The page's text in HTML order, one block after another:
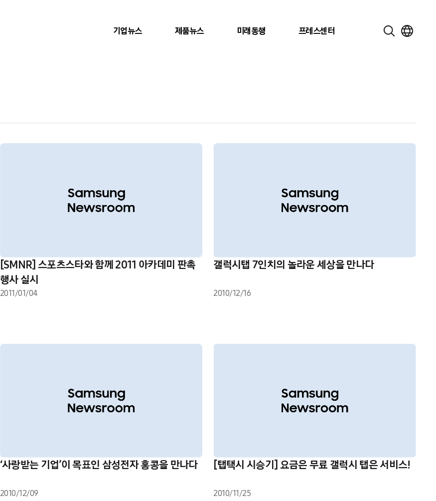
기업뉴스 제품뉴스 미래동행 프레스센터
[SMNR] 스포츠스타와 함께 2011 아카데미 판촉
행사 실시
2011/01/04
갤럭시탭 7인치의 놀라운 세상을 만나다
2010/12/16
‘사랑받는 기업’이 목표인 삼성전자 홍콩을 만나다
2010/12/09
[탭택시 시승기] 요금은 무료 갤럭시 탭은 서비스!
2010/11/25